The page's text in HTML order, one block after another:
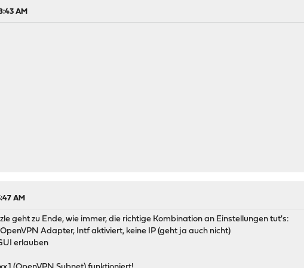
AM
AM
geht zu Ende, wie immer, die richtige Kombination an Einstellungen tut's:
Adapter, Intf aktiviert, keine IP (geht ja auch nicht)
erlauben